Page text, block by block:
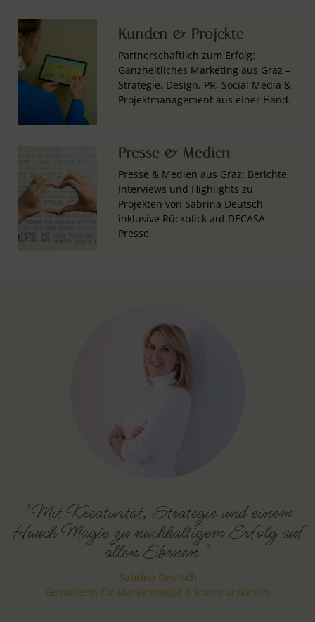
Kunden & Projekte
Partnerschaftlich zum Erfolg:
Ganzheitliches Marketing aus Graz –
Strategie, Design, PR, Social Media &
Projektmanagement aus einer Hand.
Presse & Medien
Presse & Medien aus Graz: Berichte,
Interviews und Highlights zu
Projekten von Sabrina Deutsch –
inklusive Rückblick auf DECASA-
Presse.
"Mit Kreativität, Strategie und einem
Hauch Magie zu nachhaltigem Erfolg auf
allen Ebenen."
Sabrina Deutsch
Gestalterin für Markenmagie & Kommunikation